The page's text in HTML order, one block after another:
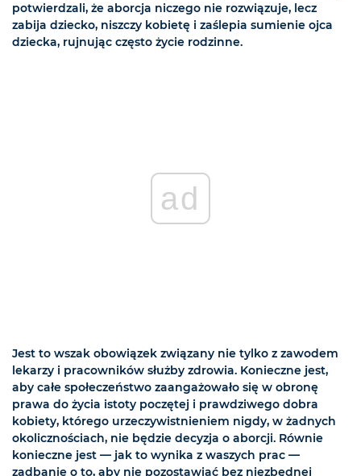
potwierdzali, że aborcja niczego nie rozwiązuje, lecz
zabija dziecko, niszczy kobietę i zaślepia sumienie ojca
dziecka, rujnując często życie rodzinne.
ad
Jest to wszak obowiązek związany nie tylko z zawodem
lekarzy i pracowników służby zdrowia. Konieczne jest,
aby całe społeczeństwo zaangażowało się w obronę
prawa do życia istoty poczętej i prawdziwego dobra
kobiety, którego urzeczywistnieniem nigdy, w żadnych
okolicznościach, nie będzie decyzja o aborcji. Równie
konieczne jest — jak to wynika z waszych prac —
zadbanie o to, aby nie pozostawiać bez niezbędnej